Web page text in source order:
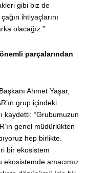
gibi biz de
ihtiyaçlarını
olacağız.”
parçalarından
Ahmet Yaşar,
grup içindeki
kaydetti: “Grubumuzun
genel müdürlükten
hep birlikte.
bir ekosistem
ekosistemde amacımız